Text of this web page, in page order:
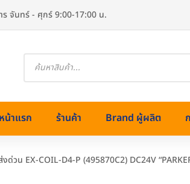
าร จันทร์ - ศุกร์ 9:00-17:00 น.
Products
หน้าแรก ร้านค้า Brand ผู้ผลิต
งด่วน EX-COIL-D4-P (495870C2) DC24V